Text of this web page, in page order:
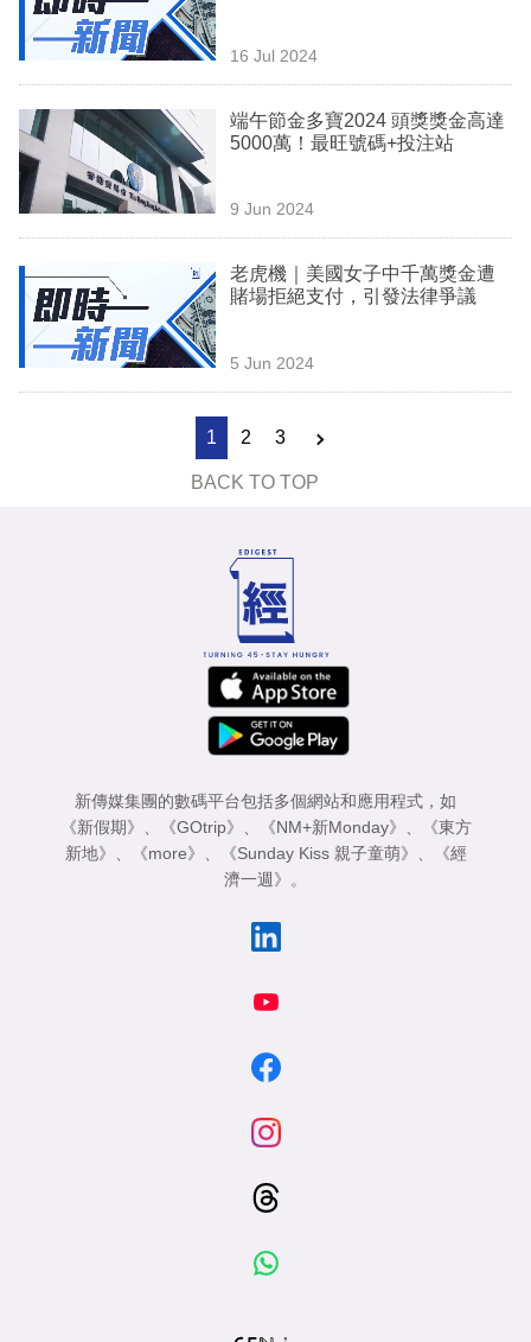
16 Jul 2024
端午節金多寶2024 頭獎獎金高達
5000萬！最旺號碼+投注站
9 Jun 2024
老虎機｜美國女子中千萬獎金遭
賭場拒絕支付，引發法律爭議
5 Jun 2024
1 2 3
BACK TO TOP
新傳媒集團的數碼平台包括多個網站和應用程式，如
《新假期》 、 《GOtrip》 、 《NM+新Monday》 、
《東方
新地》 、 《more》 、 《Sunday Kiss 親子童萌》 、
《經
濟一週》 。